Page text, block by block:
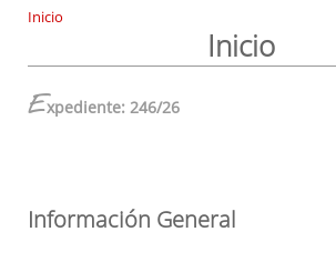
Inicio
Inicio
Expediente: 246/26
Información General